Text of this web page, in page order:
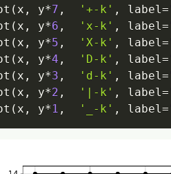
( x , y*7 , '+-k' , label =
( x , y*6 , 'x-k' , label =
( x , y*5 , 'X-k' , label =
( x , y*4 , 'D-k' , label =
( x , y*3 , 'd-k' , label =
( x , y*2 , '|-k' , label =
( x , y*1 , '_-k' , label =